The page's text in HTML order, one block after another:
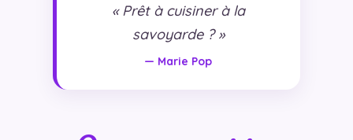
« Prêt à cuisiner à la
savoyarde ? »
— Marie Pop